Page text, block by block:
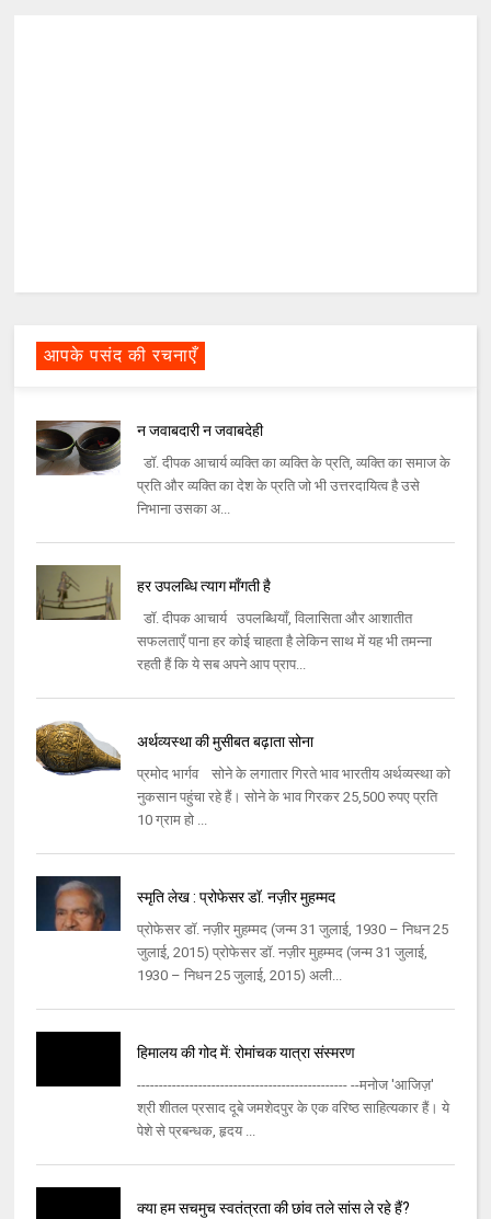
आपके पसंद की रचनाएँ
न जवाबदारी न जवाबदेही
डॉ. दीपक आचार्य व्‍यक्ति का व्‍यक्ति के प्रति, व्‍यक्ति का समाज के
प्रति और व्‍यक्ति का देश के प्रति जो भी उत्तरदायित्‍व है उसे
निभाना उसका अ...
हर उपलब्धि त्याग माँगती है
डॉ. दीपक आचार्य उपलब्धियाँ, विलासिता और आशातीत
सफलताएँ पाना हर कोई चाहता है लेकिन साथ में यह भी तमन्ना
रहती हैं कि ये सब अपने आप प्राप...
अर्थव्यस्था की मुसीबत बढ़ाता सोना
प्रमोद भार्गव सोने के लगातार गिरते भाव भारतीय अर्थव्यस्था को
नुकसान पहुंचा रहे हैं। सोने के भाव गिरकर 25,500 रुपए प्रति
10 ग्राम हो ...
स्मृति लेख : प्रोफेसर डॉ. नज़ीर मुहम्मद
प्रोफेसर डॉ. नज़ीर मुहम्मद (जन्म 31 जुलाई, 1930 – निधन 25
जुलाई, 2015) प्रोफेसर डॉ. नज़ीर मुहम्मद (जन्म 31 जुलाई,
1930 – निधन 25 जुलाई, 2015) अली...
हिमालय की गोद में: रोमांचक यात्रा संस्मरण
------------------------------------------------ --मनोज 'आजिज़'
श्री शीतल प्रसाद दूबे जमशेदपुर के एक वरिष्ठ साहित्यकार हैं। ये
पेशे से प्रबन्धक, हृदय ...
क्या हम सचमुच स्वतंत्रता की छांव तले सांस ले रहे हैं?